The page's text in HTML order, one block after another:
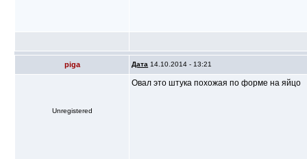
piga Дата 14.10.2014 - 13:21
Unregistered
Овал это штука похожая по форме на яйцо